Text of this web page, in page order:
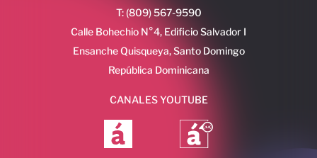
T: (809) 567-9590
Calle Bohechio N°4, Edificio Salvador I
Ensanche Quisqueya, Santo Domingo
República Dominicana
CANALES YOUTUBE